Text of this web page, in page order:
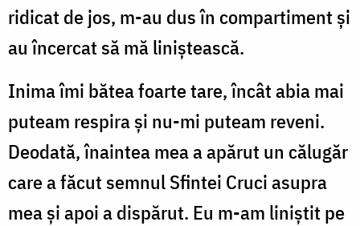
ridicat de jos, m-au dus în compartiment şi
au încercat să mă liniştească.
Inima îmi bătea foarte tare, încât abia mai
puteam respira şi nu-mi puteam reveni.
Deodată, înaintea mea a apărut un călugăr
care a făcut semnul Sfintei Cruci asupra
mea şi apoi a dispărut. Eu m-am liniştit pe